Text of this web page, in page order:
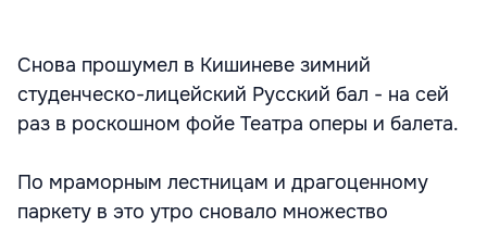
Снова прошумел в Кишиневе зимний
студенческо-лицейский Русский бал - на сей
раз в роскошном фойе Театра оперы и балета.
По мраморным лестницам и драгоценному
паркету в это утро сновало множество